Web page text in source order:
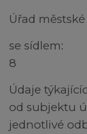
Úřad
se sídlem:
8
Údaje
od subjektu
jednotlivé